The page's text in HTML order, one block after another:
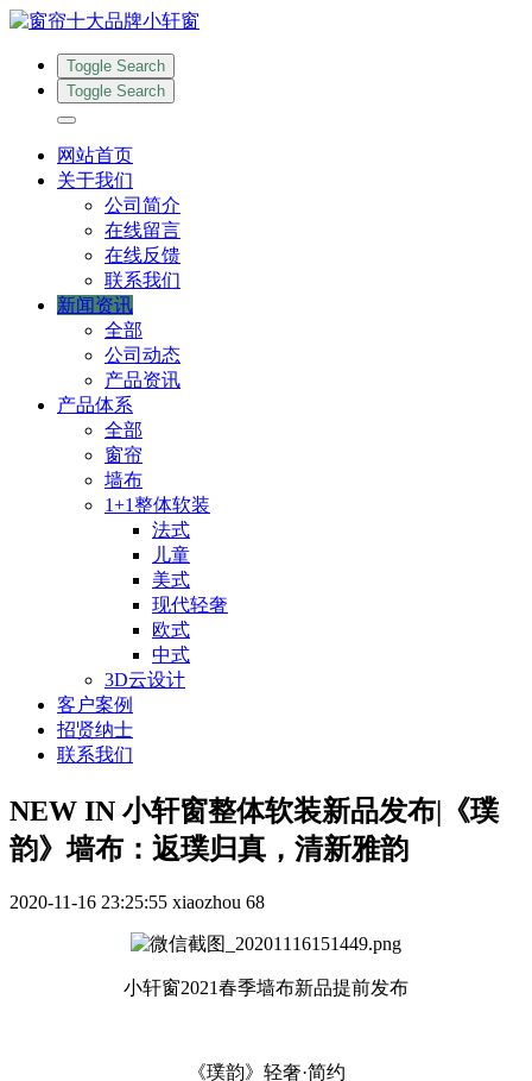
Toggle Search
Toggle Search
网站首页
关于我们
公司简介
在线留言
在线反馈
联系我们
新闻资讯
全部
公司动态
产品资讯
产品体系
全部
窗帘
墙布
1+1整体软装
法式
儿童
美式
现代轻奢
欧式
中式
3D云设计
客户案例
招贤纳士
联系我们
NEW IN 小轩窗整体软装新品发布|《璞
韵》墙布：返璞归真，清新雅韵
2020-11-16 23:25:55 xiaozhou 68
小轩窗2021春季墙布新品提前发布
《璞韵》轻奢·简约